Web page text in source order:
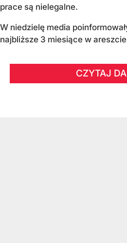
prace są nielegalne.
W niedzielę media
najbliższe 3 miesiące w
CZYTAJ